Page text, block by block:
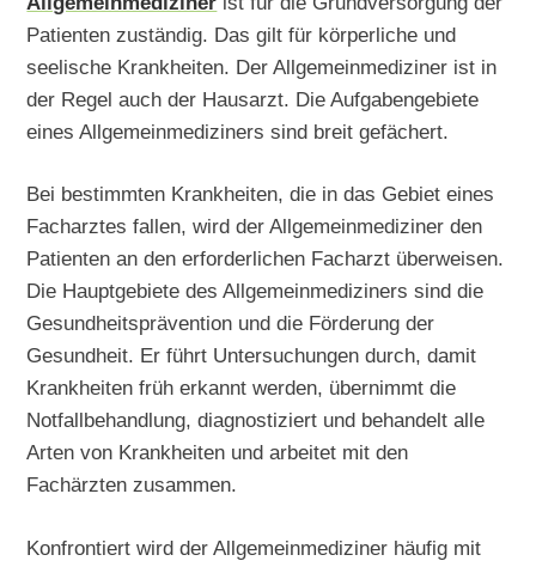
Patienten zuständig. Das gilt für körperliche und
seelische Krankheiten. Der Allgemeinmediziner ist in
der Regel auch der Hausarzt. Die Aufgabengebiete
eines Allgemeinmediziners sind breit gefächert.
Bei bestimmten Krankheiten, die in das Gebiet eines
Facharztes fallen, wird der Allgemeinmediziner den
Patienten an den erforderlichen Facharzt überweisen.
Die Hauptgebiete des Allgemeinmediziners sind die
Gesundheitsprävention und die Förderung der
Gesundheit. Er führt Untersuchungen durch, damit
Krankheiten früh erkannt werden, übernimmt die
Notfallbehandlung, diagnostiziert und behandelt alle
Arten von Krankheiten und arbeitet mit den
Fachärzten zusammen.
Konfrontiert wird der Allgemeinmediziner häufig mit